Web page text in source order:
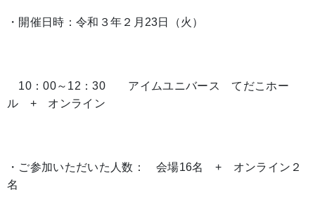
・開催日時：令和３年２月23日（火）
10：00～12：30 アイムユニバース てだこホー
ル + オンライン
・ご参加いただいた人数： 会場16名 + オンライン２
名